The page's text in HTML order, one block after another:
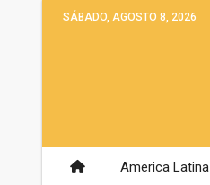
SÁBADO, AGOSTO 8, 2026
America Latina